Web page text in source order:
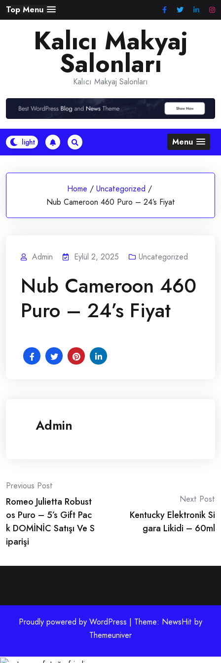
Skip
to
Top Menu
Kalıcı Makyaj
Salonları
Kalıcı Makyaj Salonları
Menu
Home / Uncategorized /
Nub Cameroon 460 Puro – 24’s Fiyat
Admin Eylül 2, 2025 Uncategorized
Nub Cameroon 460
Puro – 24’s Fiyat
Admin
Post
navigation
Previous Post
Romeo Julietta Robust
os Puro – 5’s Gift Pac
k DOMİNİC Satışı Ve S
iparişi
Next Post
Kentucky Elektronik Si
gara Likidi – 60ml
Proudly powered by WordPress | Theme: NewsHit by
Themeuniver